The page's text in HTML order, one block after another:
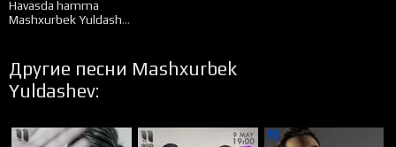
Havasda hamma
Mashxurbek Yuldashev
Другие песни Mashxurbek
Yuldashev: